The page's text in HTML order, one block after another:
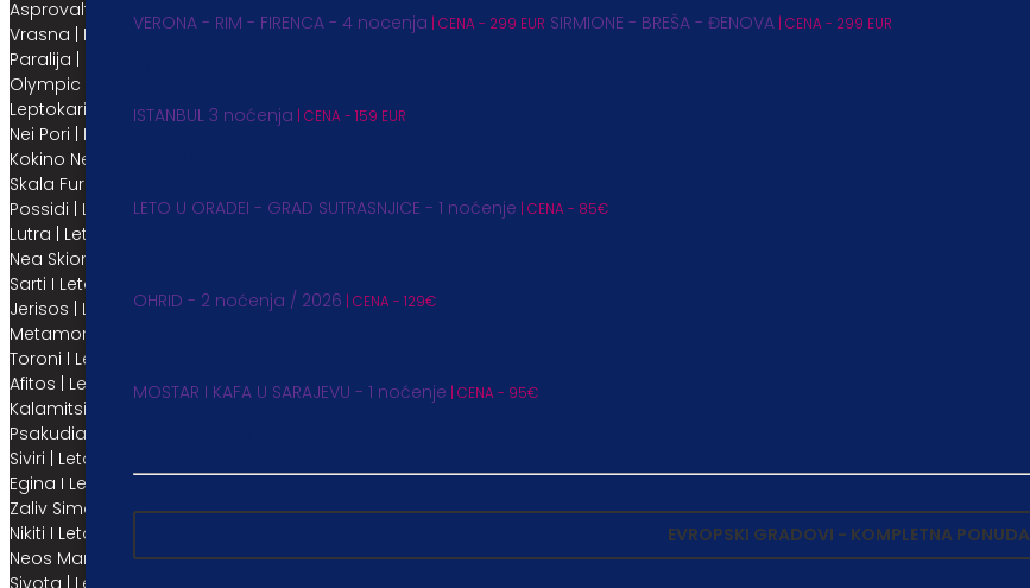
VERONA - RIM - FIRENCA - 4 nocenja | CENA - 299 EUR SIRMIONE - BREŠA - ĐENOVA | CENA - 299 EUR
ISTANBUL 3 noćenja | CENA - 159 EUR
LETO U ORADEI - GRAD SUTRASNJICE - 1 noćenje | CENA - 85€
OHRID - 2 noćenja / 2026 | CENA - 129€
MOSTAR I KAFA U SARAJEVU - 1 noćenje | CENA - 95€
EVROPSKI GRADOVI - KOMPLETNA PONUDA
Asprovalta | Letovanje
Vrasna | Letovanje
Paralija | Letovanje
Olympic Beach | Letovanje
Leptokarija | Letovanje
Nei Pori | Letovanje
Kokino Nero | Letovanje
Skala Furka | Letovanje
Possidi | Letovanje
Lutra | Letovanje
Nea Skioni | Letovanje
Sarti I Letovanje
Jerisos | Letovanje
Metamorfosi I Letovanje
Toroni l Letovanje
Afitos | Letovanje
Kalamitsi I Letovanje
Psakudia l Letovanje
Siviri | Letovanje
Egina I Letovanje
Zaliv Simontiko l Letovanje
Nikiti I Letovanje
Neos Marmaras | Letovanje
Sivota | Letovanje